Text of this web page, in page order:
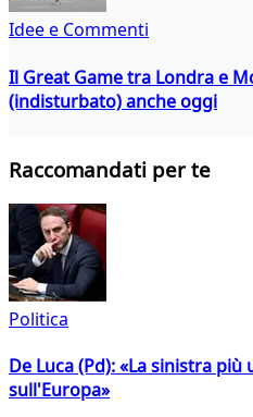
Idee e Commenti
Il Great Game tra Londra e
(indisturbato) anche oggi
Raccomandati per te
Politica
De Luca (Pd): «La sinistra
sull'Europa»